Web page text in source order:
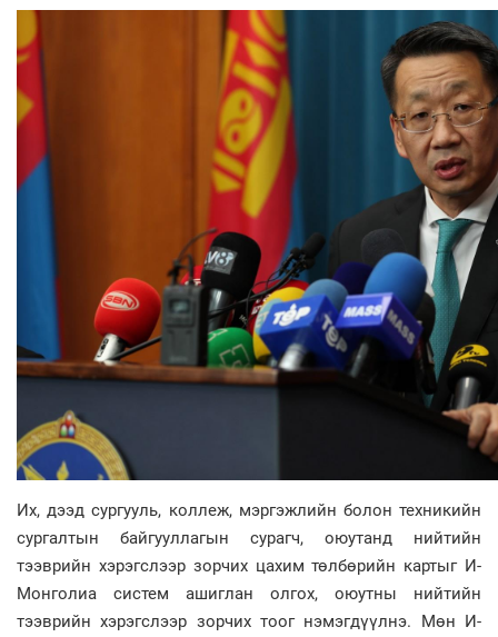
Их, дээд сургууль, коллеж, мэргэжлийн болон техникийн
сургалтын байгууллагын сурагч, оюутанд нийтийн
тээврийн хэрэгслээр зорчих цахим төлбөрийн картыг И-
Монголиа систем ашиглан олгох, оюутны нийтийн
тээврийн хэрэгслээр зорчих тоог нэмэгдүүлнэ. Мөн И-